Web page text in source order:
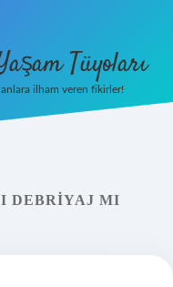
Tüyoları
ilham veren fikirler!
DEBRIYAJ MI